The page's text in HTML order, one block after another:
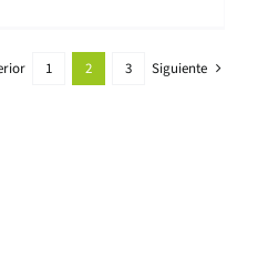
1 2 3 Siguiente